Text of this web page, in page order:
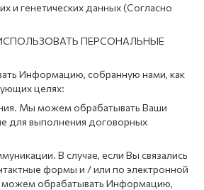
и генетических данных (Согласно
ПЕРСОНАЛЬНЫЕ
Информацию, собранную нами, как
целях:
Мы можем обрабатывать Ваши
для выполнения договорных
В случае, если Вы связались
формы и / или по электронной
обрабатывать Информацию,